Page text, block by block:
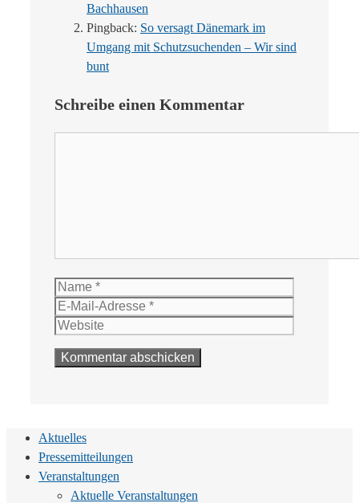
Bachhausen
Pingback: So versagt Dänemark im
Umgang mit Schutzsuchenden – Wir sind
bunt
Schreibe einen Kommentar
Name
Aktuelles
Pressemitteilungen
Veranstaltungen
Aktuelle Veranstaltungen